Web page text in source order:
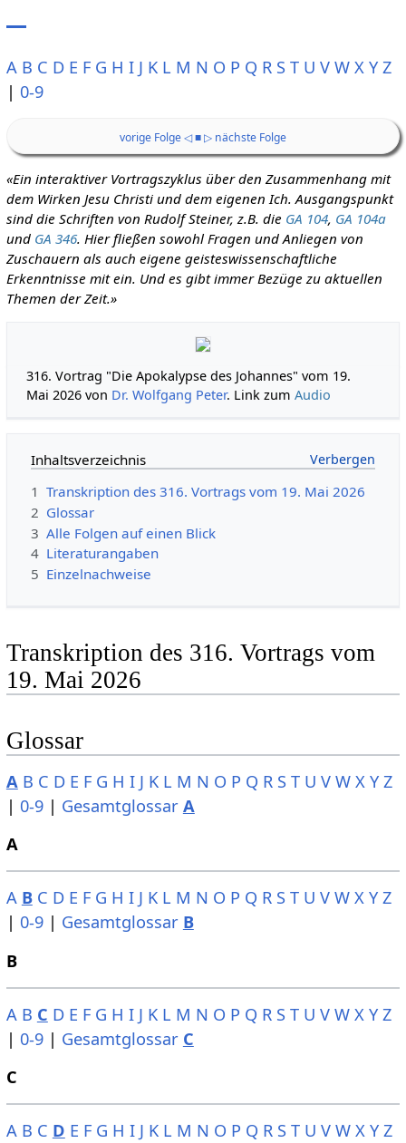
A B C D E F G H I J K L M N O P Q R S T U V W X Y Z
| 0-9
vorige Folge ◁■▷ nächste Folge
«Ein interaktiver Vortragszyklus über den Zusammenhang mit
dem Wirken Jesu Christi und dem eigenen Ich. Ausgangspunkt
sind die Schriften von Rudolf Steiner, z.B. die GA 104, GA 104a
und GA 346. Hier fließen sowohl Fragen und Anliegen von
Zuschauern als auch eigene geisteswissenschaftliche
Erkenntnisse mit ein. Und es gibt immer Bezüge zu aktuellen
Themen der Zeit.»
316. Vortrag "Die Apokalypse des Johannes" vom 19.
Mai 2026 von Dr. Wolfgang Peter. Link zumAudio
Inhaltsverzeichnis
1 Transkription des 316. Vortrags vom 19. Mai 2026
2 Glossar
3 Alle Folgen auf einen Blick
4 Literaturangaben
5 Einzelnachweise
Transkription des 316. Vortrags vom
19. Mai 2026
Glossar
A B C D E F G H I J K L M N O P Q R S T U V W X Y Z
| 0-9| Gesamtglossar A
A
A B C D E F G H I J K L M N O P Q R S T U V W X Y Z
| 0-9| Gesamtglossar B
B
A B C D E F G H I J K L M N O P Q R S T U V W X Y Z
| 0-9| Gesamtglossar C
C
A B C D E F G H I J K L M N O P Q R S T U V W X Y Z